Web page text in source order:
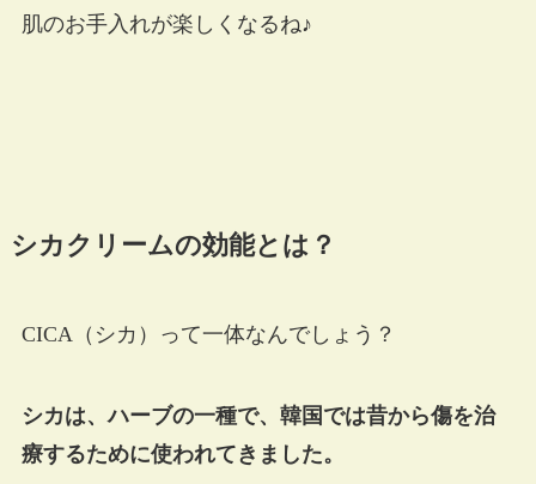
肌のお手入れが楽しくなるね♪
シカクリームの効能とは？
CICA（シカ）って一体なんでしょう？
シカは、ハーブの一種で、韓国では昔から傷を治
療するために使われてきました。